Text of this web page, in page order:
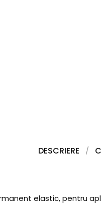
DESCRIERE
elastic, pentru